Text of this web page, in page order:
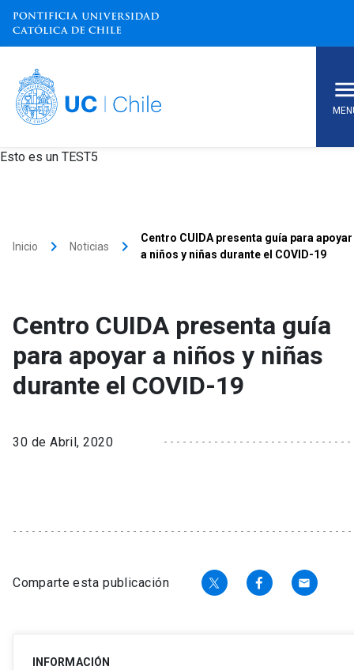
Esto es un TEST5
Inicio keyboard_arrow_right Noticias keyboard_arrow_right
Centro CUIDA presenta guía para apoyar
a niños y niñas durante el COVID-19
Centro CUIDA presenta guía
para apoyar a niños y niñas
durante el COVID-19
30 de Abril, 2020
Comparte esta publicación email
INFORMACIÓN